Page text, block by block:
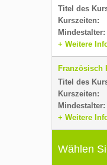
Titel des
Kurszeiten:
Mindestalter:
+ Weitere
Französisch
Titel des
Kurszeiten:
Mindestalter:
+ Weitere
Wählen